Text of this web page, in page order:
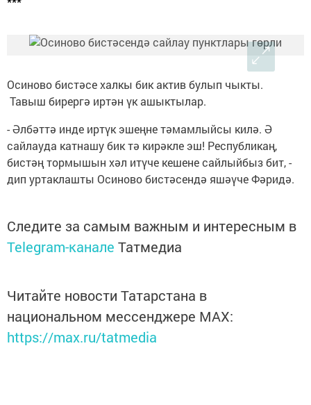
Осиново бистәсе халкы бик актив булып чыкты.
Тавыш бирергә иртән үк ашыктылар.
- Әлбәттә инде иртүк эшеңне тәмамлыйсы килә. Ә
сайлауда катнашу бик тә кирәкле эш! Республикаң,
бистәң тормышын хәл итүче кешене сайлыйбыз бит, -
дип уртаклашты Осиново бистәсендә яшәүче Фәридә.
Следите за самым важным и интересным в
Telegram-канале Татмедиа
Читайте новости Татарстана в
национальном мессенджере MАХ:
https://max.ru/tatmedia